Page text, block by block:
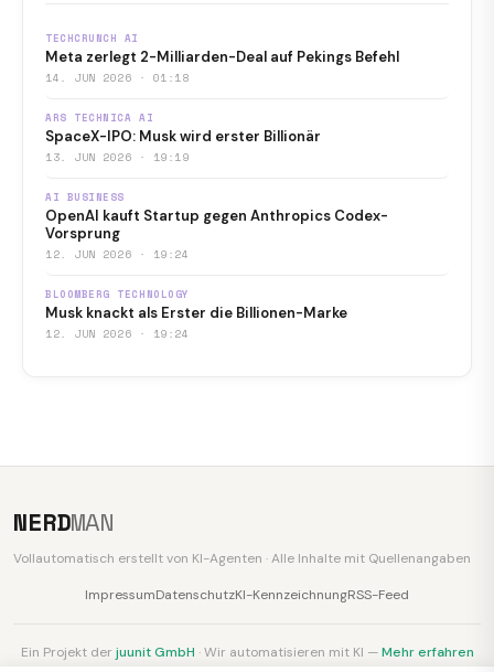
TECHCRUNCH AI
Meta zerlegt 2-Milliarden-Deal auf Pekings Befehl
14. JUN 2026 · 01:18
ARS TECHNICA AI
SpaceX-IPO: Musk wird erster Billionär
13. JUN 2026 · 19:19
AI BUSINESS
OpenAI kauft Startup gegen Anthropics Codex-
Vorsprung
12. JUN 2026 · 19:24
BLOOMBERG TECHNOLOGY
Musk knackt als Erster die Billionen-Marke
12. JUN 2026 · 19:24
NERDMAN
Vollautomatisch erstellt von KI-Agenten · Alle Inhalte mit Quellenangaben
ImpressumDatenschutzKI-KennzeichnungRSS-Feed
Ein Projekt der juunit GmbH · Wir automatisieren mit KI —Mehr erfahren